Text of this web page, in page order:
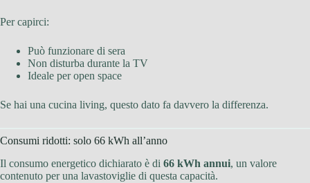
Per capirci:
Può funzionare di sera
Non disturba durante la TV
Ideale per open space
Se hai una cucina living, questo dato fa davvero la differenza.
Consumi ridotti: solo 66 kWh all’anno
Il consumo energetico dichiarato è di 66 kWh annui, un valore
contenuto per una lavastoviglie di questa capacità.